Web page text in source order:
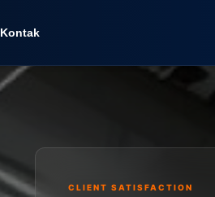
Kontak
CLIENT SATISFACTION